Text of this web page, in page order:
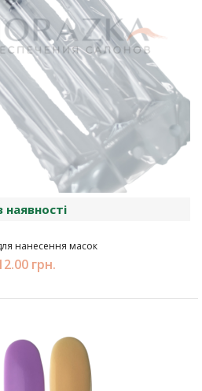
наявності
нанесення масок
грн.